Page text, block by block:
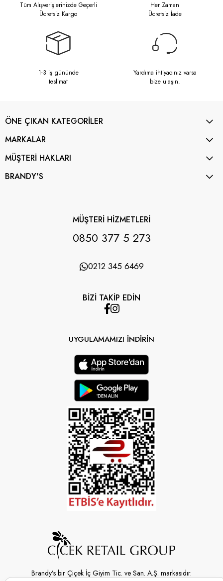
Tüm Alışverişlerinizde Geçerli
Ücretsiz Kargo
Her Zaman
Ücretsiz İade
1-3 iş gününde
teslimat
Yardıma ihtiyacınız varsa
bize ulaşın.
ÖNE ÇIKAN KATEGORİLER
MARKALAR
MÜŞTERİ HAKLARI
BRANDY'S
MÜŞTERİ HİZMETLERİ
0850 377 5 273
0212 345 6469
BİZİ TAKİP EDİN
UYGULAMAMIZI İNDİRİN
Brandy’s bir Çiçek İç Giyim Tic. ve San. A.Ş. markasıdır.